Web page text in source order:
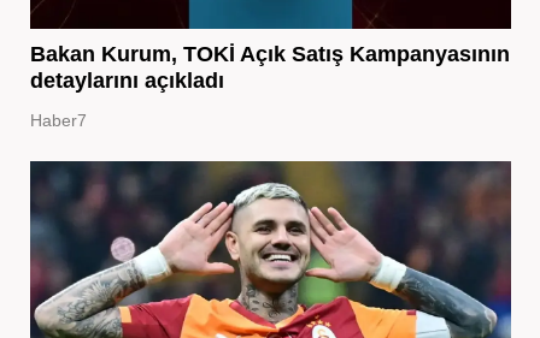
Bakan Kurum, TOKİ Açık Satış Kampanyasının
detaylarını açıkladı
Haber7